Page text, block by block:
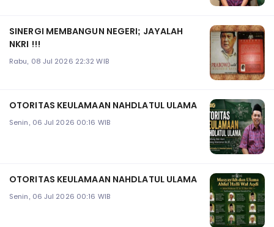
SINERGI MEMBANGUN NEGERI; JAYALAH
NKRI !!!
Rabu, 08 Jul 2026 22:32 WIB
OTORITAS KEULAMAAN NAHDLATUL ULAMA
Senin, 06 Jul 2026 00:16 WIB
OTORITAS KEULAMAAN NAHDLATUL ULAMA
Senin, 06 Jul 2026 00:16 WIB